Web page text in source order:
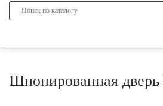
Шпонированная